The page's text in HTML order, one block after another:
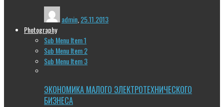
admin,25.11.2013
Photography
Sub Menu Item 1
Sub Menu Item 2
Sub Menu Item 3
ЭКОНОМИКА МАЛОГО ЭЛЕКТРОТЕХНИЧЕСКОГО
БИЗНЕСА